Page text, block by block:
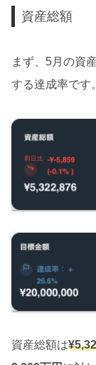
資産総額
まず、5月の資
する達成率です。
資産総額は¥5,3